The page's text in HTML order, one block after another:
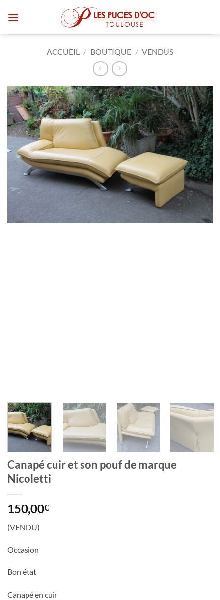
ACCUEIL / BOUTIQUE / VENDUS
Canapé cuir et son pouf de marque
Nicoletti
150,00€
(VENDU)
Occasion
Bon état
Canapé en cuir